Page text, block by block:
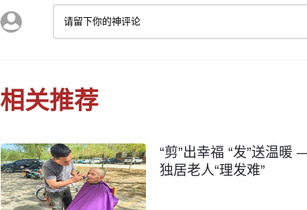
请留下你的神评论
相关推荐
“剪”出幸福 “发”送温
独居老人“理发难”